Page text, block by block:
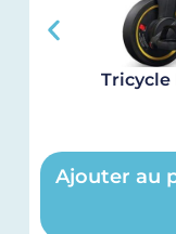
Tricycle
Ajouter au